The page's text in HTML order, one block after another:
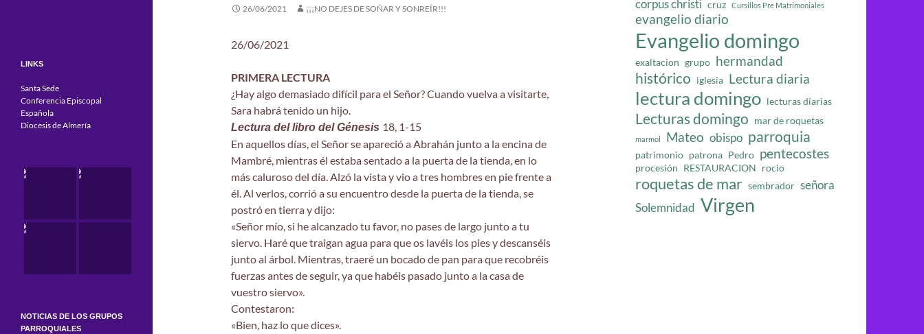
26/06/2021 ¡¡¡NO DEJES DE SOÑAR Y SONREÍR!!!
26/06/2021
PRIMERA LECTURA
¿Hay algo demasiado difícil para el Señor? Cuando vuelva a visitarte,
Sara habrá tenido un hijo.
Lectura del libro del Génesis 18, 1-15
En aquellos días, el Señor se apareció a Abrahán junto a la encina de
Mambré, mientras él estaba sentado a la puerta de la tienda, en lo
más caluroso del día. Alzó la vista y vio a tres hombres en pie frente a
él. Al verlos, corrió a su encuentro desde la puerta de la tienda, se
postró en tierra y dijo:
«Señor mío, si he alcanzado tu favor, no pases de largo junto a tu
siervo. Haré que traigan agua para que os lavéis los pies y descanséis
junto al árbol. Mientras, traeré un bocado de pan para que recobréis
fuerzas antes de seguir, ya que habéis pasado junto a la casa de
vuestro siervo».
Contestaron:
«Bien, haz lo que dices».
corpus christi cruz Cursillos Pre Matrimoniales
evangelio diario
Evangelio domingo
exaltacion grupo hermandad
histórico iglesia Lectura diaria
lectura domingo lecturas diarias
Lecturas domingo mar de roquetas
marmol Mateo obispo parroquia
patrimonio patrona Pedro pentecostes
procesión RESTAURACION rocio
roquetas de mar sembrador señora
Solemnidad Virgen
LINKS
Santa Sede
Conferencia Episcopal
Española
Diocesis de Almería
NOTICIAS DE LOS GRUPOS
PARROQUIALES